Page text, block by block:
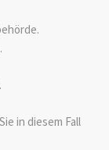
in diesem Fall